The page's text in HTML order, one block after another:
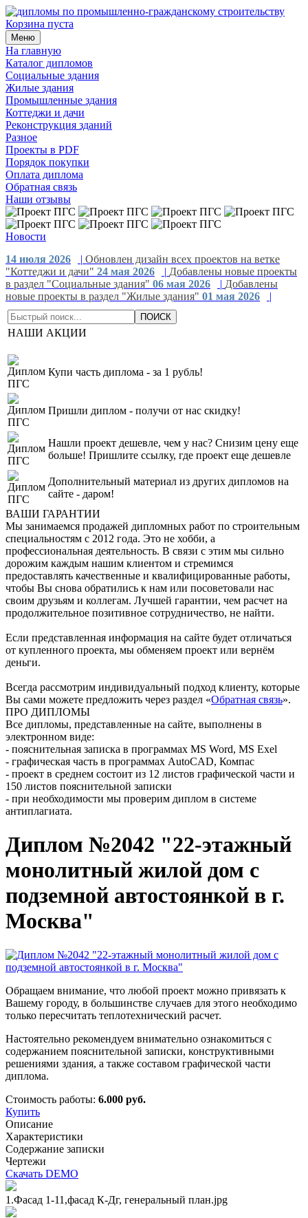
Корзина пуста
Меню
На главную
Каталог дипломов
Социальные здания
Жилые здания
Промышленные здания
Коттеджи и дачи
Реконструкция зданий
Разное
Проекты в PDF
Порядок покупки
Оплата диплома
Обратная связь
Наши отзывы
Новости
14 июля 2026
| Обновлен дизайн всех проектов на ветке
"Коттеджи и дачи" 24 мая 2026 | Добавлены новые проекты
в раздел "Социальные здания" 06 мая 2026 | Добавлены
новые проекты в раздел "Жилые здания" 01 мая 2026
|
Добавлены новые проекты в раздел "Промышленные здания"
НАШИ АКЦИИ
Купи часть диплома - за 1 рубль!
Пришли диплом - получи от нас скидку!
Нашли проект дешевле, чем у нас? Снизим цену еще
больше! Пришлите ссылку, где проект еще дешевле
Дополнительный материал из других дипломов на
сайте - даром!
ВАШИ ГАРАНТИИ
Мы занимаемся продажей дипломных работ по строительным
специальностям с 2012 года. Это не хобби, а
профессиональная деятельность. В связи с этим мы сильно
дорожим каждым нашим клиентом и стремимся
предоставлять качественные и квалифицированные работы,
чтобы Вы снова обратились к нам или посоветовали нас
своим друзьям и коллегам. Лучшей гарантии, чем расчет на
продолжительное позитивное сотрудничество, не найти.
Если представленная информация на сайте будет отличаться
от купленного проекта, мы обменяем проект или вернём
деньги.
Всегда рассмотрим индивидуальный подход клиенту, которые
Вы сами можете предложить через раздел «Обратная связь».
ПРО ДИПЛОМЫ
Все дипломы, представленные на сайте, выполнены в
электронном виде:
- пояснительная записка в программах MS Word, MS Exel
- графическая часть в программах AutoCAD, Компас
- проект в среднем состоит из 12 листов графической части и
150 листов пояснительной записки
- при необходимости мы проверим диплом в системе
антиплагиата.
Диплом №2042 "22-этажный
монолитный жилой дом с
подземной автостоянкой в г.
Москва"
Обращаем внимание, что любой проект можно привязать к
Вашему городу, в большинстве случаев для этого необходимо
только пересчитать теплотехнический расчет.
Настоятельно рекомендуем внимательно ознакомиться с
содержанием пояснительной записки, конструктивными
решениями здания, а также составом графической части
диплома.
Стоимость работы: 6.000 руб.
Купить
Описание
Характеристики
Содержание записки
Чертежи
Скачать DEMO
1.Фасад 1-11,фасад К-Дг, генеральный план.jpg